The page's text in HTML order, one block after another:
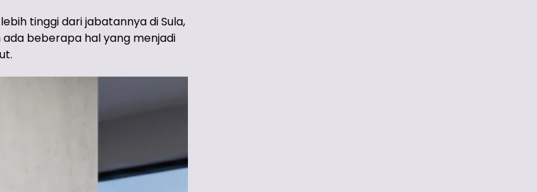
tinggi dari jabatannya di Sula,
beberapa hal yang menjadi